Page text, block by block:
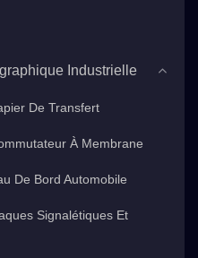
Industrielle
De Transfert
À Membrane
De Bord Automobile
Signalétiques Et